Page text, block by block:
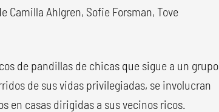
Camilla Ahlgren, Sofie Forsman, Tove
de pandillas de chicas que sigue a un grupo
de sus vidas privilegiadas, se involucran
en casas dirigidas a sus vecinos ricos.